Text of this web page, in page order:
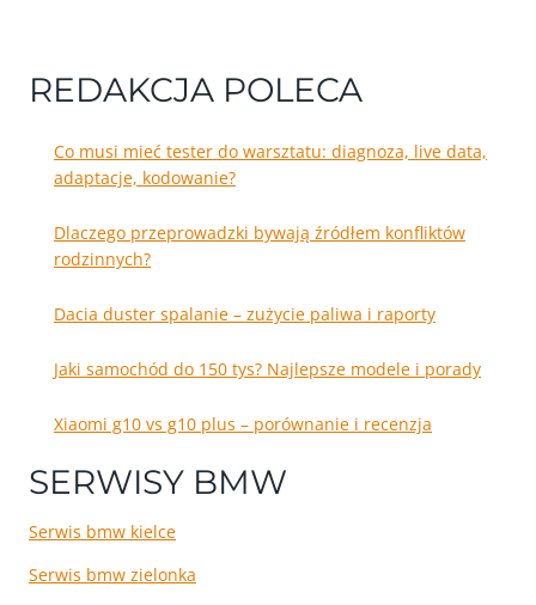
REDAKCJA POLECA
Co musi mieć tester do warsztatu: diagnoza, live data,
adaptacje, kodowanie?
Dlaczego przeprowadzki bywają źródłem konfliktów
rodzinnych?
Dacia duster spalanie – zużycie paliwa i raporty
Jaki samochód do 150 tys? Najlepsze modele i porady
Xiaomi g10 vs g10 plus – porównanie i recenzja
SERWISY BMW
Serwis bmw kielce
Serwis bmw zielonka